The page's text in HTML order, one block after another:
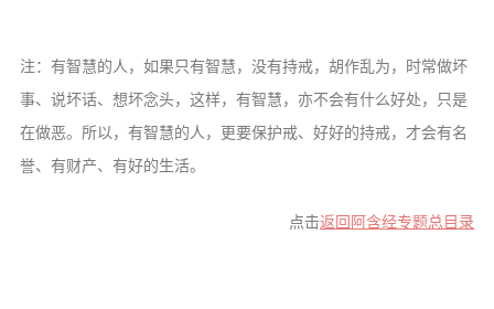
注：有智慧的人，如果只有智慧，没有持戒，胡作乱为，时常做坏
事、说坏话、想坏念头，这样，有智慧，亦不会有什么好处，只是
在做恶。所以，有智慧的人，更要保护戒、好好的持戒，才会有名
誉、有财产、有好的生活。
点击返回阿含经专题总目录